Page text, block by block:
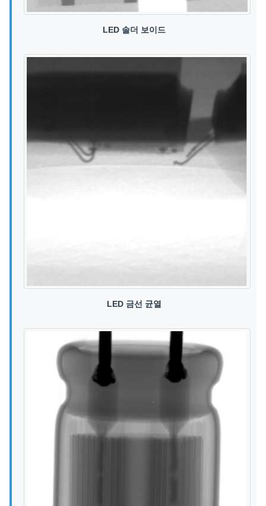
LED 솔더 보이드
LED 금선 균열